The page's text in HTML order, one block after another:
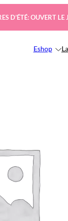
D’ÉTÉ: OUVERT
Eshop